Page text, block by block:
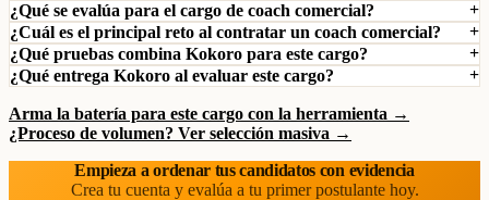
¿Qué se evalúa para el cargo de coach comercial?
¿Cuál es el principal reto al contratar un coach comercial?
¿Qué pruebas combina Kokoro para este cargo?
¿Qué entrega Kokoro al evaluar este cargo?
Arma la batería para este cargo con la herramienta →
¿Proceso de volumen? Ver selección masiva →
Empieza a ordenar tus candidatos con evidencia
Crea tu cuenta y evalúa a tu primer postulante hoy.